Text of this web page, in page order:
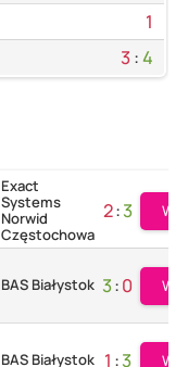
1
3:4
Exact
Systems
Norwid
Częstochowa
2:3
BAS Białystok 3:0
BAS Białystok 1 :3